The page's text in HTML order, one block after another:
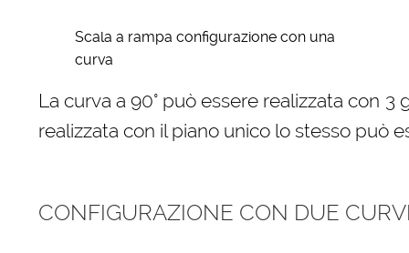
Scala a rampa configurazione con una
curva
La curva a 90° può essere realizzata con
realizzata con il piano unico lo stesso può
CONFIGURAZIONE CON DUE